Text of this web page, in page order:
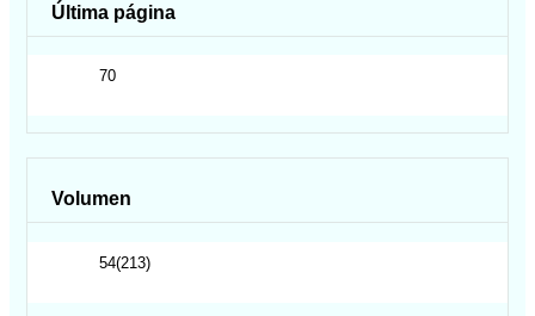
Última página
70
Volumen
54(213)